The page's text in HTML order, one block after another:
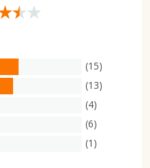
(15)
(13)
(4)
(6)
(1)